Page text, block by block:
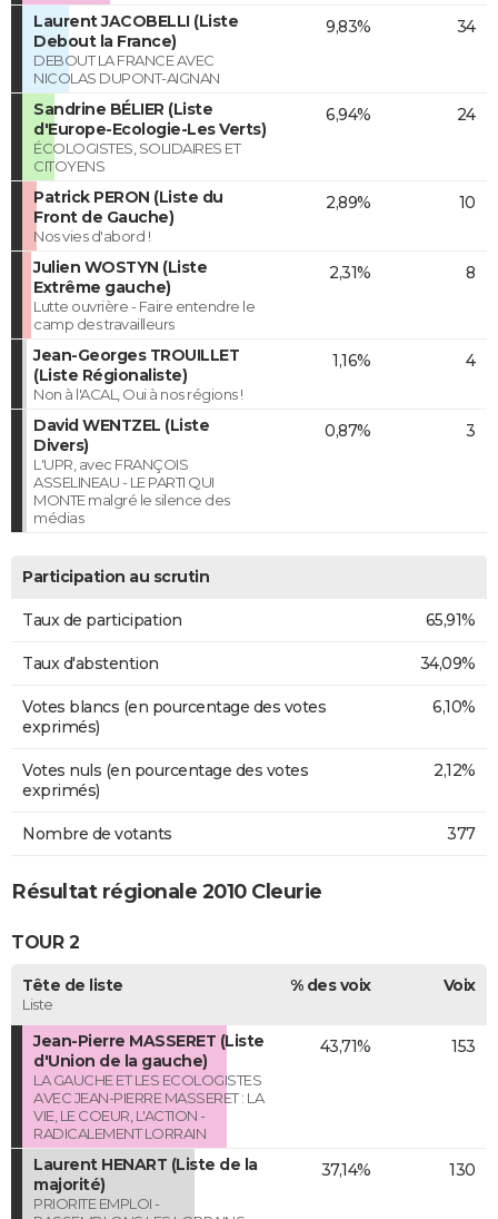
Laurent JACOBELLI (Liste
Debout la France)
DEBOUT LA FRANCE AVEC
NICOLAS DUPONT-AIGNAN
9,83% 34
Sandrine BÉLIER (Liste
d'Europe-Ecologie-Les Verts)
ÉCOLOGISTES, SOLIDAIRES ET
CITOYENS
6,94% 24
Patrick PERON (Liste du
Front de Gauche)
Nos vies d'abord !
2,89% 10
Julien WOSTYN (Liste
Extrême gauche)
Lutte ouvrière - Faire entendre le
camp des travailleurs
2,31% 8
Jean-Georges TROUILLET
(Liste Régionaliste)
Non à l'ACAL, Oui à nos régions !
1,16% 4
David WENTZEL (Liste
Divers)
L'UPR, avec FRANÇOIS
ASSELINEAU - LE PARTI QUI
MONTE malgré le silence des
médias
0,87% 3
Participation au scrutin
Taux de participation 65,91%
Taux d'abstention 34,09%
Votes blancs (en pourcentage des votes
exprimés)
6,10%
Votes nuls (en pourcentage des votes
exprimés)
2,12%
Nombre de votants 377
Résultat régionale 2010 Cleurie
TOUR 2
Tête de liste
Liste
% des voix Voix
Jean-Pierre MASSERET (Liste
d'Union de la gauche)
LA GAUCHE ET LES ECOLOGISTES
AVEC JEAN-PIERRE MASSERET : LA
VIE, LE COEUR, L'ACTION -
RADICALEMENT LORRAIN
43,71% 153
Laurent HENART (Liste de la
majorité)
PRIORITE EMPLOI -
37,14% 130